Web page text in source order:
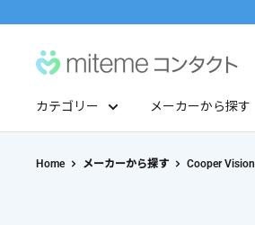
miteme
ポイントを交換する
カテゴリー メーカーから探す
Home メーカーから探す Cooper Vision